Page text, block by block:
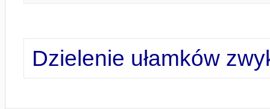
Dzielenie ułamków